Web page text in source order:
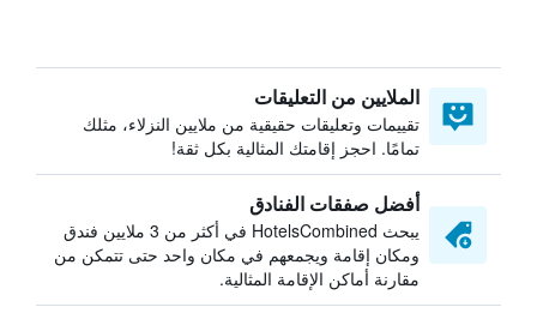
الملايين من التعليقات
تقييمات وتعليقات حقيقية من ملايين النزلاء، مثلك
تمامًا. احجز إقامتك المثالية بكل ثقة!
أفضل صفقات الفنادق
يبحث HotelsCombined في أكثر من 3 ملايين فندق
ومكان إقامة ويجمعهم في مكان واحد حتى تتمكن من
مقارنة أماكن الإقامة المثالية.